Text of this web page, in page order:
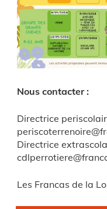
Nous contacter :
Directrice
Directrice
Les Francas de la